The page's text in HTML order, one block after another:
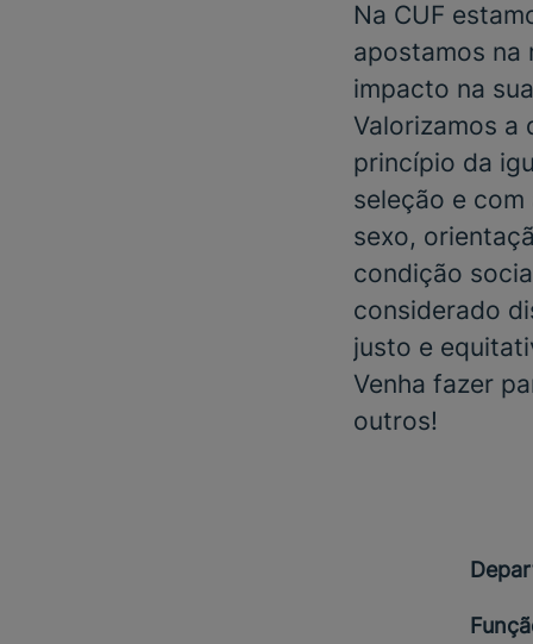
Na CUF
apostamos na
impacto na
Valorizamos a
princípio da
seleção e
sexo,
condição
considerado
justo e
Venha fazer
outros!